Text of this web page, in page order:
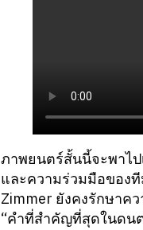
ภาพยนตร์สั้นนี้จะพาไป
และความร่วมมือของ
Zimmer ยังคงรักษาค
“คำที่สำคัญที่สุดในดนต